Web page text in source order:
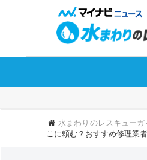
水まわりのレスキューガ
こに頼む？おすすめ修理業